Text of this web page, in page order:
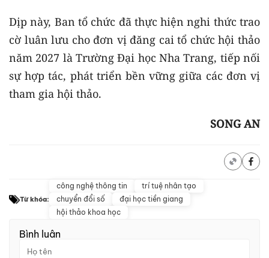
Dịp này, Ban tổ chức đã thực hiện nghi thức trao
cờ luân lưu cho đơn vị đăng cai tổ chức hội thảo
năm 2027 là Trường Đại học Nha Trang, tiếp nối
sự hợp tác, phát triển bền vững giữa các đơn vị
tham gia hội thảo.
SONG AN
Từ khóa:
công nghệ thông tin
trí tuệ nhân tạo
chuyển đổi số
đại học tiền giang
hội thảo khoa học
Bình luận